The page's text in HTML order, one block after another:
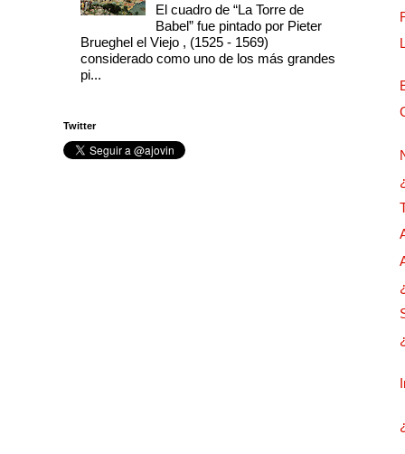
El cuadro de “La Torre de
Babel” fue pintado por Pieter
Brueghel el Viejo , (1525 - 1569)
considerado como uno de los más grandes
pi...
Twitter